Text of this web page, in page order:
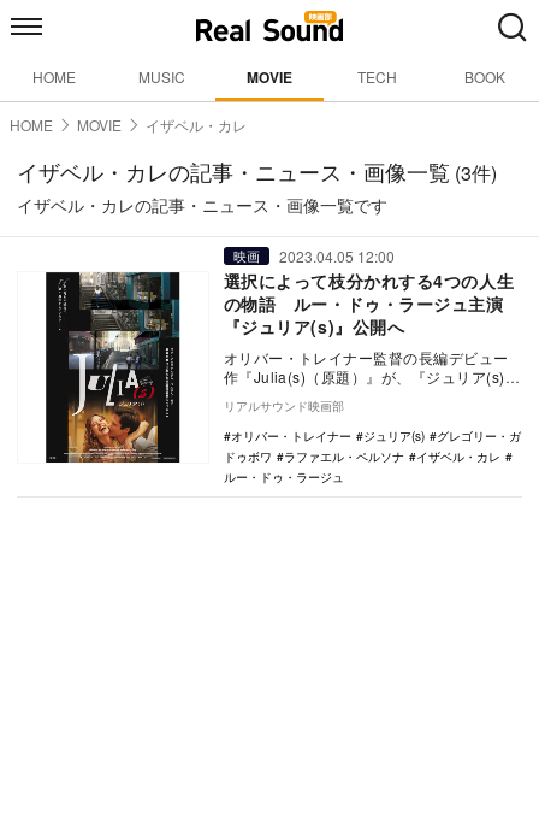
HOME MUSIC MOVIE TECH BOOK
HOME MOVIE イザベル・カレ
イザベル・カレの記事・ニュース・画像一覧 (3件)
イザベル・カレの記事・ニュース・画像一覧です
映画 2023.04.05 12:00
選択によって枝分かれする4つの人生
の物語 ルー・ドゥ・ラージュ主演
『ジュリア(s)』公開へ
オリバー・トレイナー監督の長編デビュー
作『Julia(s)（原題）』が、『ジュリア(s)』
の邦題で5月5日に公開されることが決定…
リアルサウンド映画部
オリバー・トレイナー
ジュリア(s)
グレゴリー・ガ
ドゥボワ
ラファエル・ペルソナ
イザベル・カレ
ルー・ドゥ・ラージュ